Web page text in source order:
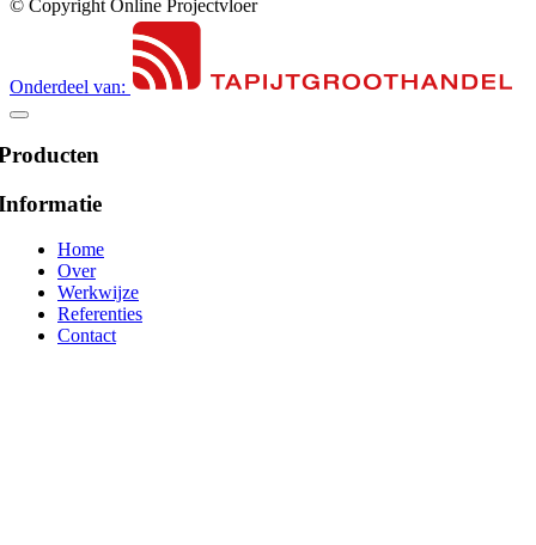
© Copyright Online Projectvloer
Onderdeel van:
Home
Over
Werkwijze
Referenties
Contact